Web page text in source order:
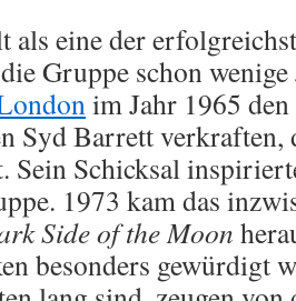
eine der
Gruppe schon wenige
im Jahr 1965
Syd Barrett verkraften,
Sein Schicksal
1973 kam das
Side of the Moon
besonders gewürdigt